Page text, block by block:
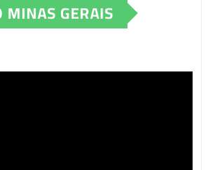
GERAIS